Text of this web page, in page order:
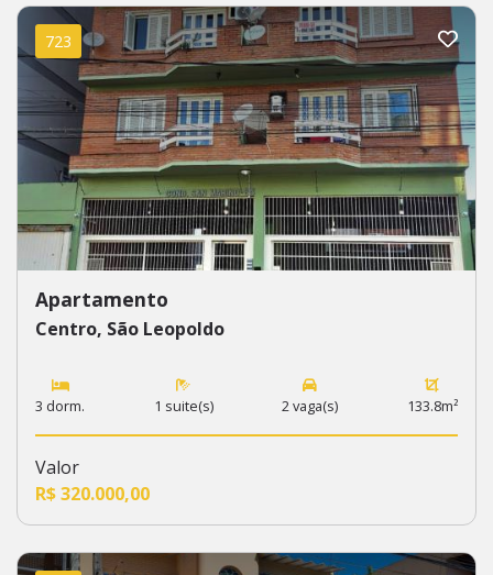
723
Apartamento
Centro, São Leopoldo
3 dorm. 1 suite(s) 2 vaga(s) 133.8m²
Valor
R$ 320.000,00